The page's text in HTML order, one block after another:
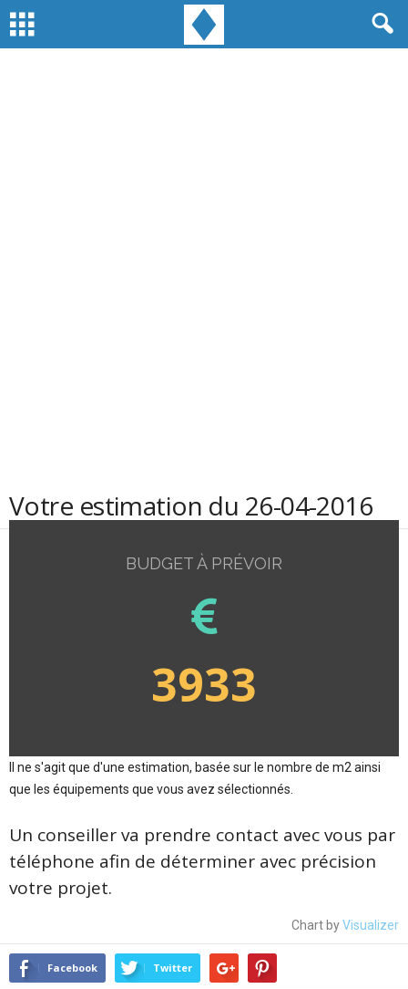
Votre estimation du 26-04-2016
BUDGET À PRÉVOIR
3933
Il ne s'agit que d'une estimation, basée sur le nombre de m2 ainsi
que les équipements que vous avez sélectionnés.
Un conseiller va prendre contact avec vous par
téléphone afin de déterminer avec précision
votre projet.
Chart byVisualizer
Facebook Twitter